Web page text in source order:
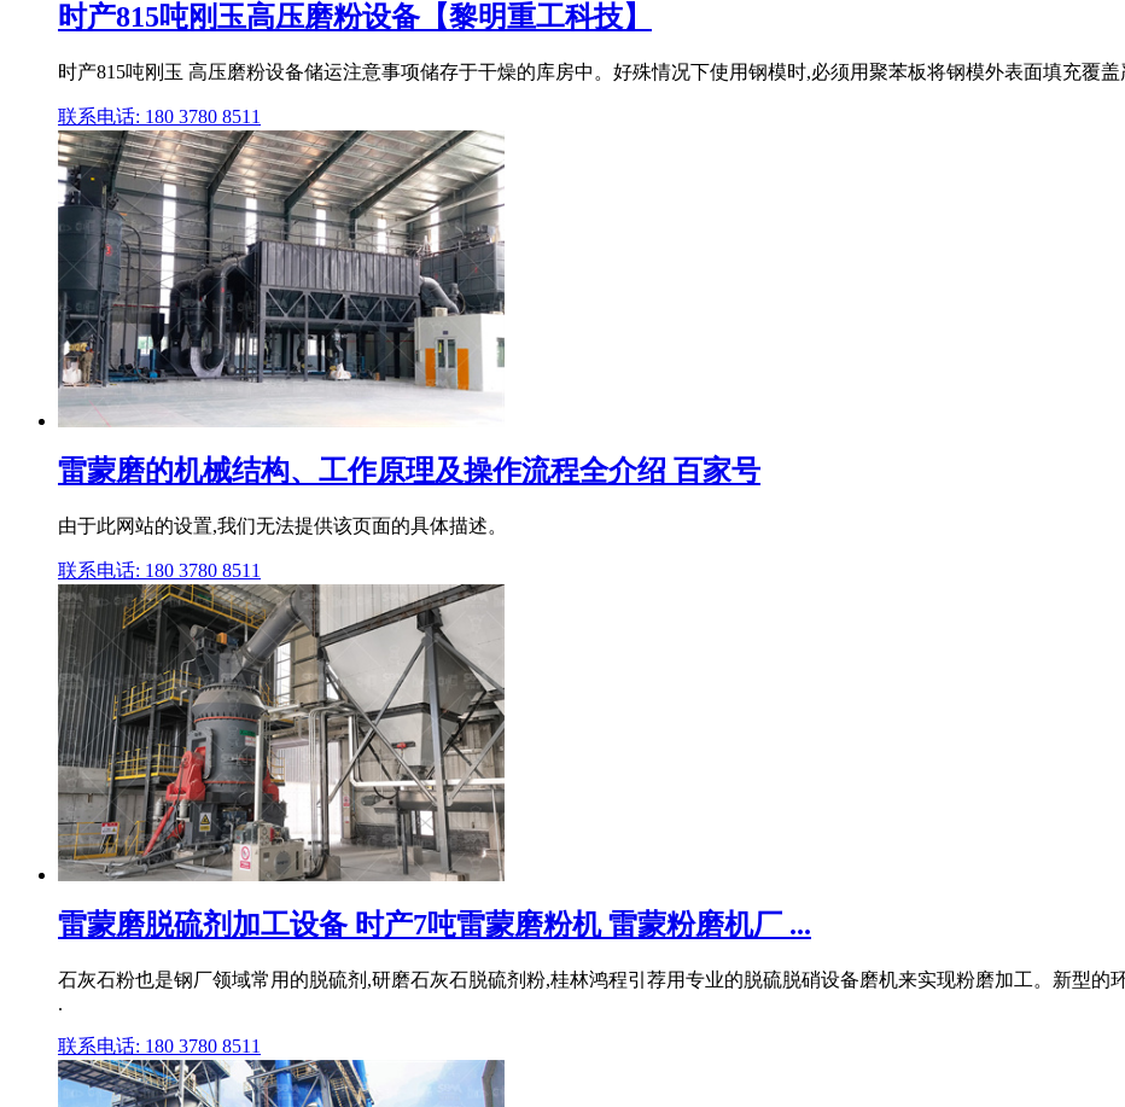
时产815吨刚玉高压磨粉设备【黎明重工科技】
时产815吨刚玉 高压磨粉设备储运注意事项储存于干燥的库房中。好殊情况下使用钢模时,必须用聚苯板将钢模外表面填充覆
联系电话: 180 3780 8511
雷蒙磨的机械结构、工作原理及操作流程全介绍 百家号
由于此网站的设置,我们无法提供该页面的具体描述。
联系电话: 180 3780 8511
雷蒙磨脱硫剂加工设备 时产7吨雷蒙磨粉机 雷蒙粉磨机厂 ...
石灰石粉也是钢厂领域常用的脱硫剂,研磨石灰石脱硫剂粉,桂林鸿程引荐用专业的脱硫脱硝设备磨机来实现粉磨加工。新型的
.
联系电话: 180 3780 8511